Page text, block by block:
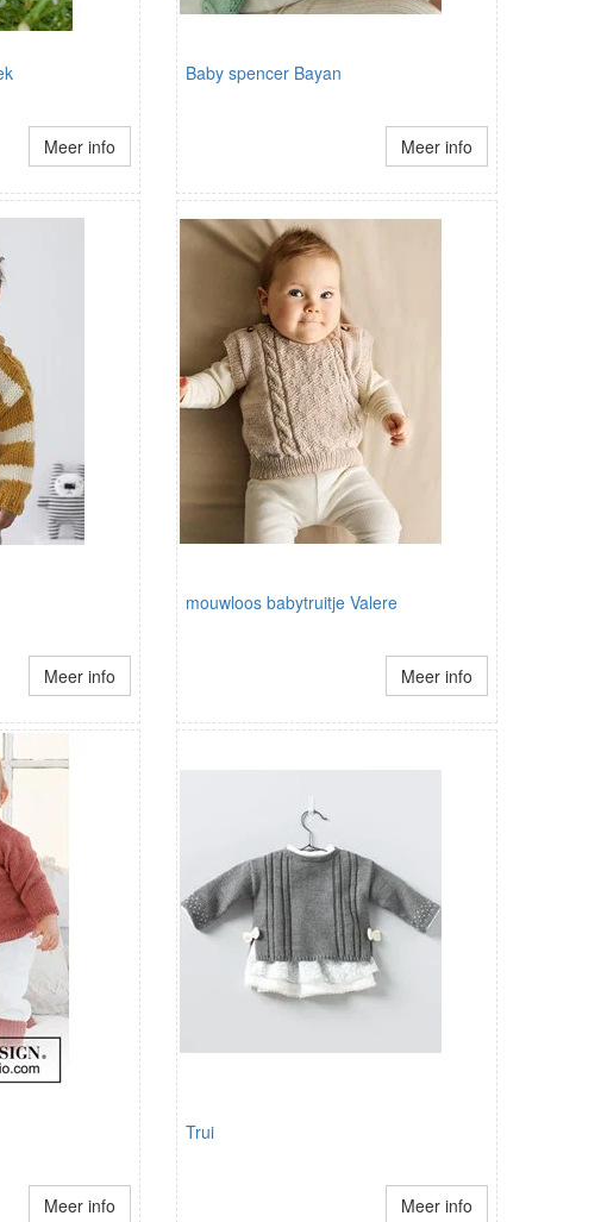
Meer info
Baby spencer Bayan
Meer info
Meer info
mouwloos babytruitje Valere
Meer info
Meer info
Trui
Meer info